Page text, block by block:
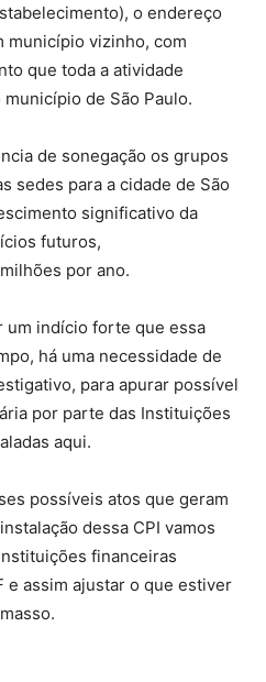
o endereço
município vizinho, com
que toda a atividade
de São Paulo.
de sonegação os grupos
sedes para a cidade de São
significativo da
futuros,
por ano.
um indício forte que essa
há uma necessidade de
para apurar possível
por parte das Instituições
aqui.
possíveis atos que geram
dessa CPI vamos
financeiras
e assim ajustar o que estiver